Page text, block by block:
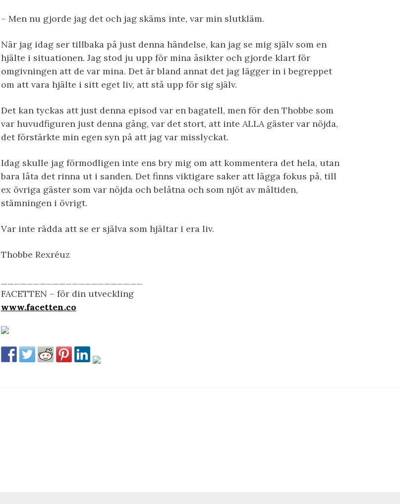
– Men nu gjorde jag det och jag skäms inte, var min slutkläm.
När jag idag ser tillbaka på just denna händelse, kan jag se mig själv som en
hjälte i situationen. Jag stod ju upp för mina åsikter och gjorde klart för
omgivningen att de var mina. Det är bland annat det jag lägger in i begreppet
om att vara hjälte i sitt eget liv, att stå upp för sig själv.
Det kan tyckas att just denna episod var en bagatell, men för den Thobbe som
var huvudfiguren just denna gång, var det stort, att inte ALLA gäster var nöjda,
det förstärkte min egen syn på att jag var misslyckat.
Idag skulle jag förmodligen inte ens bry mig om att kommentera det hela, utan
bara låta det rinna ut i sanden. Det finns viktigare saker att lägga fokus på, till
ex övriga gäster som var nöjda och belåtna och som njöt av måltiden,
stämningen i övrigt.
Var inte rädda att se er själva som hjältar i era liv.
Thobbe Rexréuz
FACETTEN – för din utveckling
www.facetten.co